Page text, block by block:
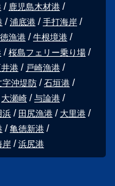
鹿児島木材港
浦底港
手打海岸
漁港
牛根境港
桜島フェリー乗り場
井港
戸崎漁港
字沖堤防
石垣港
大瀬崎
与論港
浜 田尻漁港
大里港
亀徳新港
岸 浜尻港